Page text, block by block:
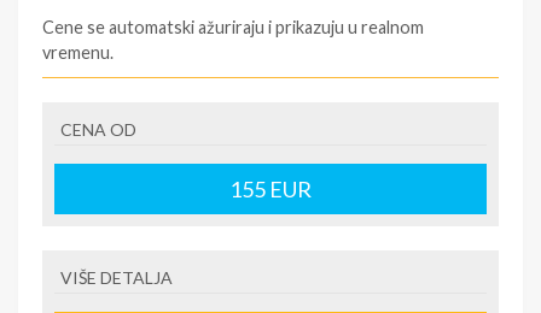
Cene se automatski ažuriraju i prikazuju u realnom
vremenu.
- rezervisane i potvrđene usluge u izabranoj smeštajnoj
jedinici prema opisu - korišćenje hotelskih sadržaja
prema opisu - uslugu rezervacije - organizaciju
putovanja
CENA OD
155 EUR
VIŠE DETALJA